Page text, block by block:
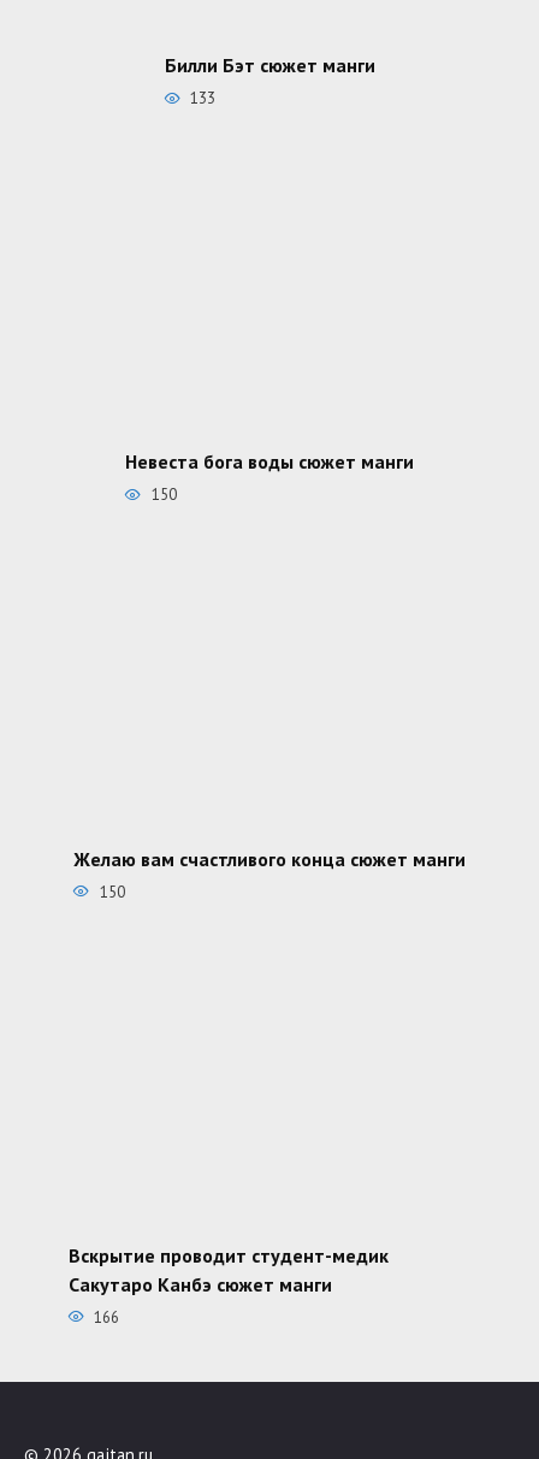
Билли Бэт сюжет манги
133
Невеста бога воды сюжет манги
150
Желаю вам счастливого конца сюжет манги
150
Вскрытие проводит студент-медик
Сакутаро Канбэ сюжет манги
166